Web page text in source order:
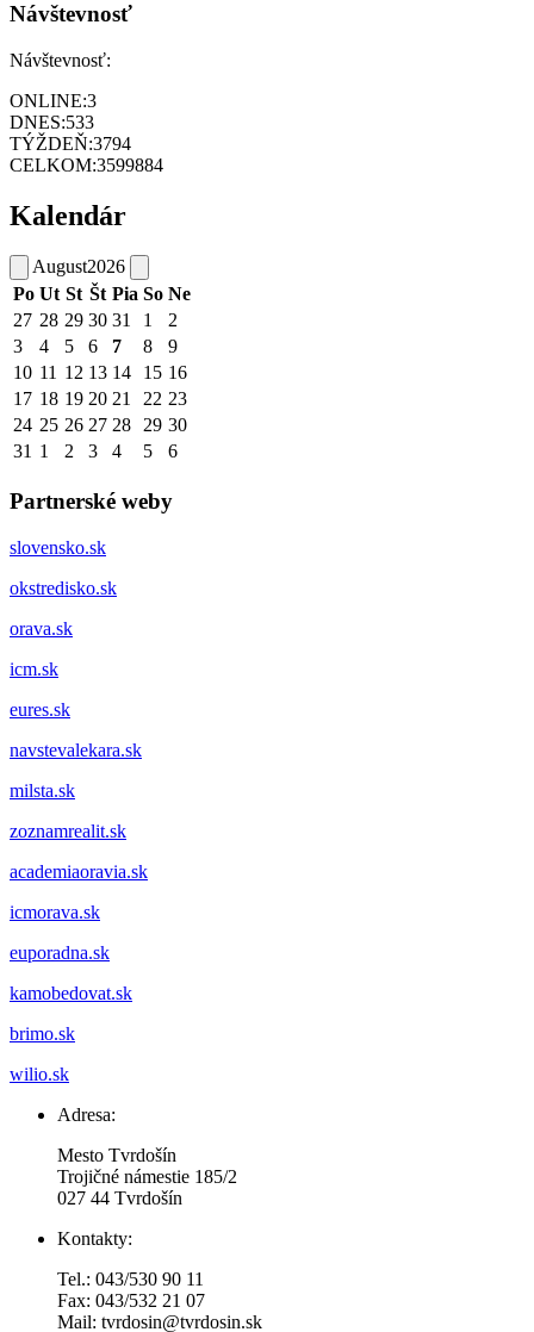
Návštevnosť
Návštevnosť:
ONLINE:3
DNES:533
TÝŽDEŇ:3794
CELKOM:3599884
Kalendár
August2026
Po Ut St Št Pia So Ne
27 28 29 30 31 1
2
3
4 5 6 7 8
9
10 11 12 13 14 15 16
17 18 19 20 21 22 23
24 25 26 27 28 29 30
31 1 2 3 4 5 6
Partnerské weby
slovensko.sk
okstredisko.sk
orava.sk
icm.sk
eures.sk
navstevalekara.sk
milsta.sk
zoznamrealit.sk
academiaoravia.sk
icmorava.sk
euporadna.sk
kamobedovat.sk
brimo.sk
wilio.sk
Adresa:
Mesto Tvrdošín
Trojičné námestie 185/2
027 44 Tvrdošín
Kontakty:
Tel.: 043/530 90 11
Fax: 043/532 21 07
Mail: tvrdosin@tvrdosin.sk